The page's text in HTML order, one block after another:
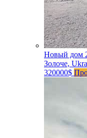
Новый дом
Золоче,
320000$